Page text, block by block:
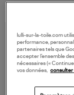
lulli-sur-la-toile.com
performance,
partenaires tels que
accepter l’ensemble
nécessaires («
vos données,
consulter